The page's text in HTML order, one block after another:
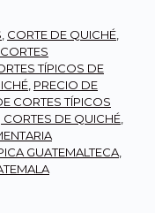
, CORTE DE QUICHÉ,
CORTES
TÍPICOS DE
, PRECIO DE
CORTES TÍPICOS
CORTES DE QUICHÉ,
GUATEMALTECA,